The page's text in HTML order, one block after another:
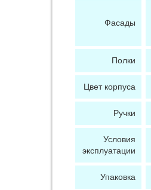
Фасады
Полки
Цвет корпуса
Ручки
Условия
эксплуатации
Упаковка